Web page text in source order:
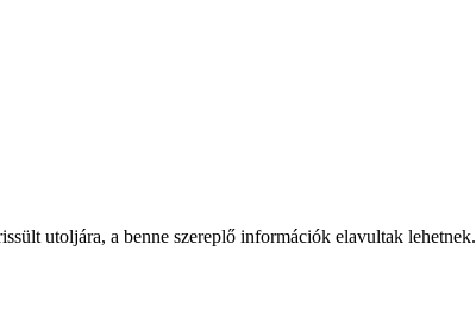
utoljára, a benne szereplő információk elavultak lehetnek.